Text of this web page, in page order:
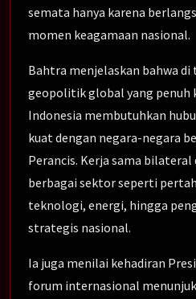
semata hanya karena
momen keagamaan nasional.
Bahtra menjelaskan bahwa di
geopolitik global yang penuh
Indonesia membutuhkan
kuat dengan negara-negara
Perancis. Kerja sama
berbagai sektor seperti
teknologi, energi, hingga
strategis nasional.
Ia juga menilai kehadiran
forum internasional